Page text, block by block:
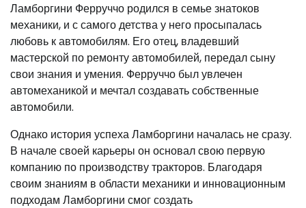
Ламборгини Ферруччо родился в семье знатоков
механики, и с самого детства у него просыпалась
любовь к автомобилям. Его отец, владевший
мастерской по ремонту автомобилей, передал сыну
свои знания и умения. Ферруччо был увлечен
автомеханикой и мечтал создавать собственные
автомобили.
Однако история успеха Ламборгини началась не сразу.
В начале своей карьеры он основал свою первую
компанию по производству тракторов. Благодаря
своим знаниям в области механики и инновационным
подходам Ламборгини смог создать